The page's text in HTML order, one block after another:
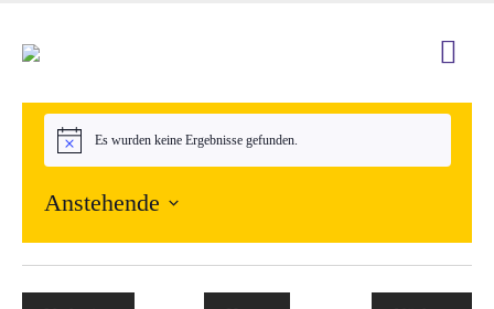
HinweisEs wurden keine Ergebnisse gefunden.
Anstehende
wählen.